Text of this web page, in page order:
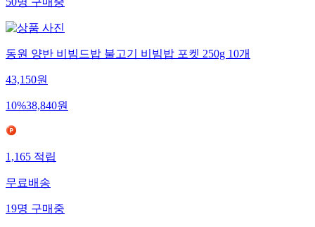
50명구매중
동원 양반 비빔드밥 불고기 비빔밥 포켓 250g 10개
43,150원
10%38,840원
1,165적립
무료배송
19명구매중